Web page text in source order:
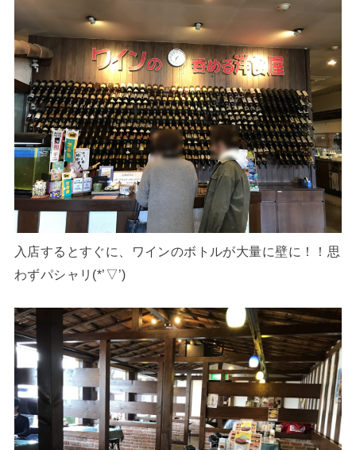
入店するとすぐに、ワインのボトルが大量に壁に！！思
わずパシャリ(*’▽’)